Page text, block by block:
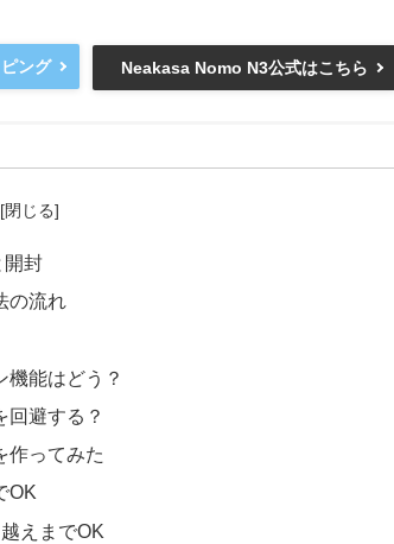
ング Neakasa Nomo N3公式はこちら
開封
の流れ
機能はどう？
回避する？
作ってみた
OK
えまでOK